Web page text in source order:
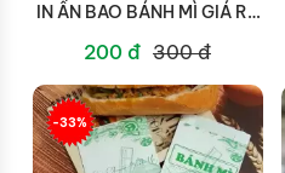
IN ẤN BAO BÁNH MÌ GIÁ RẺ
200 đ 300 đ
-33%